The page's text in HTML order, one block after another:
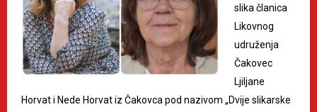
slika članica
Likovnog
udruženja
Čakovec
Ljiljane
Horvat i Nede Horvat iz Čakovca pod nazivom „Dvije slikarske